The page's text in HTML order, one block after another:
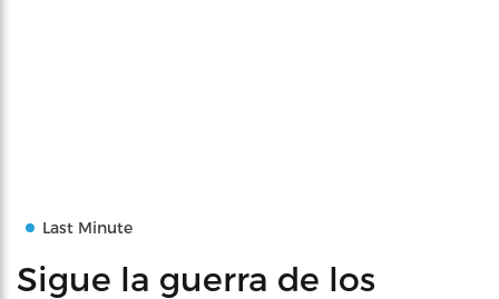
Last Minute
Sigue la guerra de los